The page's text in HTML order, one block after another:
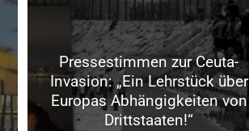
Pressestimmen zur Ceuta-
Invasion: „Ein Lehrstück über
Europas Abhängigkeiten von
Drittstaaten!“